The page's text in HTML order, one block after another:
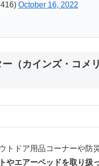
October 16, 2022
（カインズ・コメ
トドア用品コーナーや防
やエアーベッドを取り扱